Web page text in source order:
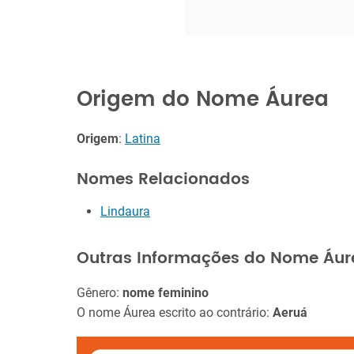
Origem do Nome Áurea
Origem: Latina
Nomes Relacionados
Lindaura
Outras Informações do Nome
Gênero: nome feminino
O nome Áurea escrito ao contrário: Aeruá